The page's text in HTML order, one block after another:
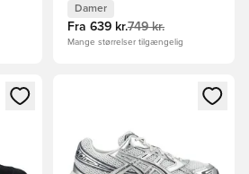
Damer
Fra 639 kr.749 kr.
Mange størrelser tilgængelig
logge ind eller tilmelde dig som
Åbner en Modal til at logge